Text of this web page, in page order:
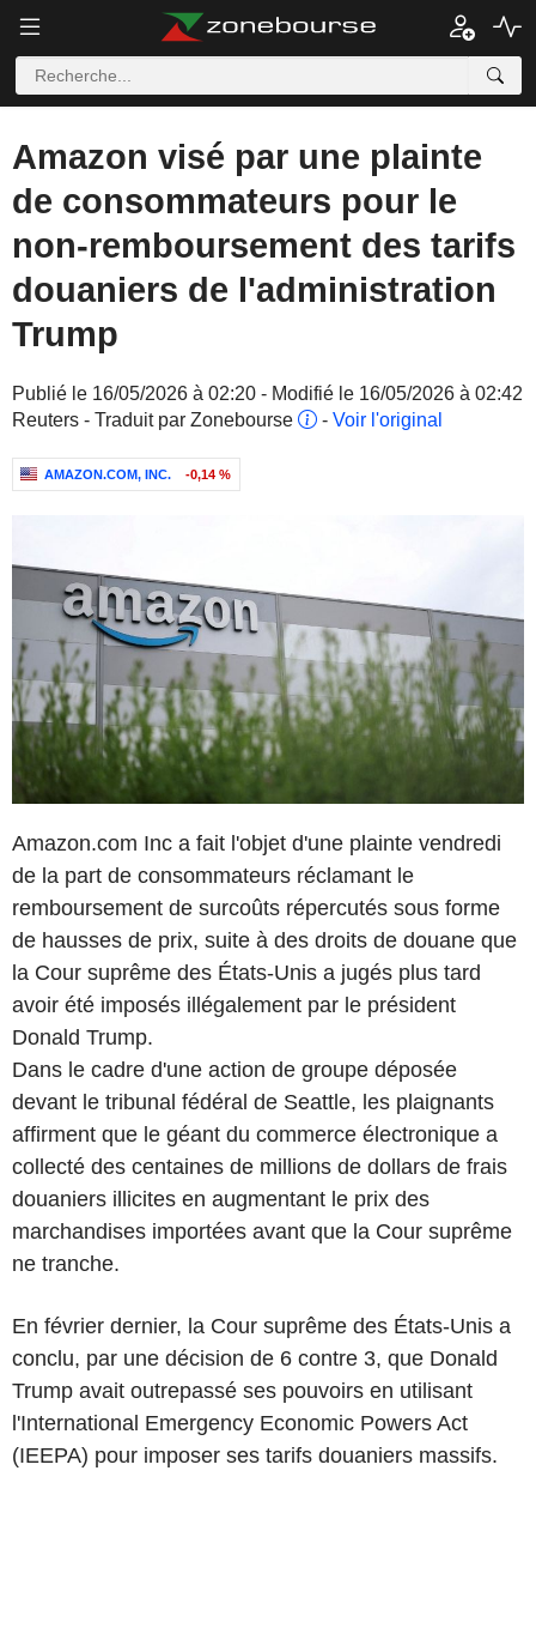
Amazon visé par une plainte
de consommateurs pour le
non-remboursement des tarifs
douaniers de l'administration
Trump
Publié le 16/05/2026 à 02:20 - Modifié le 16/05/2026 à 02:42
Reuters - Traduit par Zonebourse
- Voir l'original
AMAZON.COM, INC. -0,14 %
Amazon.com Inc a fait l'objet d'une plainte vendredi
de la part de consommateurs réclamant le
remboursement de surcoûts répercutés sous forme
de hausses de prix, suite à des droits de douane que
la Cour suprême des États-Unis a jugés plus tard
avoir été imposés illégalement par le président
Donald Trump.
Dans le cadre d'une action de groupe déposée
devant le tribunal fédéral de Seattle, les plaignants
affirment que le géant du commerce électronique a
collecté des centaines de millions de dollars de frais
douaniers illicites en augmentant le prix des
marchandises importées avant que la Cour suprême
ne tranche.
En février dernier, la Cour suprême des États-Unis a
conclu, par une décision de 6 contre 3, que Donald
Trump avait outrepassé ses pouvoirs en utilisant
l'International Emergency Economic Powers Act
(IEEPA) pour imposer ses tarifs douaniers massifs.